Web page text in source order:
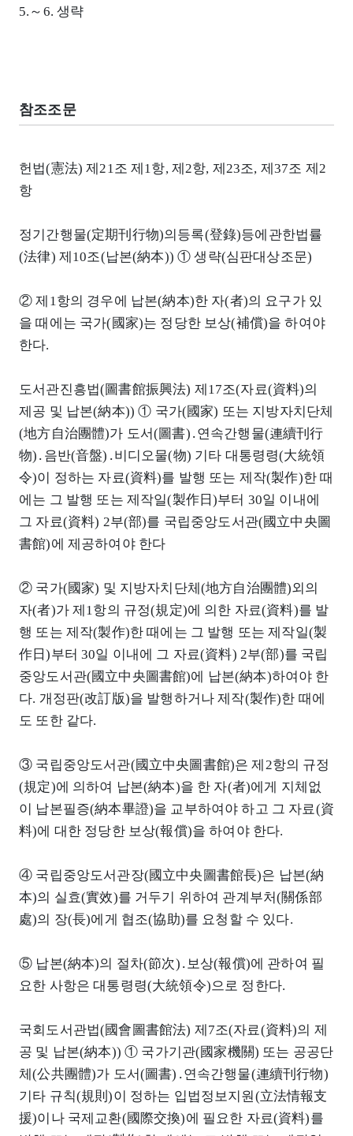
5.～6. 생략
참조조문
헌법(憲法) 제21조 제1항, 제2항, 제23조, 제37조 제2
항
정기간행물(定期刊行物)의등록(登錄)등에관한법률
(法律) 제10조(납본(納本)) ① 생략(심판대상조문)
② 제1항의 경우에 납본(納本)한 자(者)의 요구가 있
을 때에는 국가(國家)는 정당한 보상(補償)을 하여야
한다.
도서관진흥법(圖書館振興法) 제17조(자료(資料)의
제공 및 납본(納本)) ① 국가(國家) 또는 지방자치단체
(地方自治團體)가 도서(圖書)․연속간행물(連續刊行
物)․음반(音盤)․비디오물(物) 기타 대통령령(大統領
令)이 정하는 자료(資料)를 발행 또는 제작(製作)한 때
에는 그 발행 또는 제작일(製作日)부터 30일 이내에
그 자료(資料) 2부(部)를 국립중앙도서관(國立中央圖
書館)에 제공하여야 한다
② 국가(國家) 및 지방자치단체(地方自治團體)외의
자(者)가 제1항의 규정(規定)에 의한 자료(資料)를 발
행 또는 제작(製作)한 때에는 그 발행 또는 제작일(製
作日)부터 30일 이내에 그 자료(資料) 2부(部)를 국립
중앙도서관(國立中央圖書館)에 납본(納本)하여야 한
다. 개정판(改訂版)을 발행하거나 제작(製作)한 때에
도 또한 같다.
③ 국립중앙도서관(國立中央圖書館)은 제2항의 규정
(規定)에 의하여 납본(納本)을 한 자(者)에게 지체없
이 납본필증(納本畢證)을 교부하여야 하고 그 자료(資
料)에 대한 정당한 보상(報償)을 하여야 한다.
④ 국립중앙도서관장(國立中央圖書館長)은 납본(納
本)의 실효(實效)를 거두기 위하여 관계부처(關係部
處)의 장(長)에게 협조(協助)를 요청할 수 있다.
⑤ 납본(納本)의 절차(節次)․보상(報償)에 관하여 필
요한 사항은 대통령령(大統領令)으로 정한다.
국회도서관법(國會圖書館法) 제7조(자료(資料)의 제
공 및 납본(納本)) ① 국가기관(國家機關) 또는 공공단
체(公共團體)가 도서(圖書)․연속간행물(連續刊行物)
기타 규칙(規則)이 정하는 입법정보지원(立法情報支
援)이나 국제교환(國際交換)에 필요한 자료(資料)를